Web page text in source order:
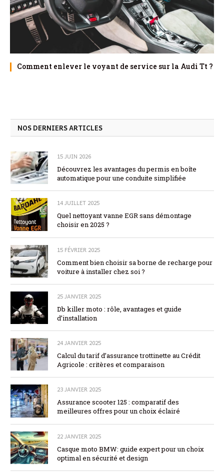
Comment enlever le voyant de service sur la Audi Tt ?
NOS DERNIERS ARTICLES
15 JUIN 2026
Découvrez les avantages du permis en boîte
automatique pour une conduite simplifiée
14 JUILLET 2025
Quel nettoyant vanne EGR sans démontage
choisir en 2025 ?
15 FÉVRIER 2025
Comment bien choisir sa borne de recharge pour
voiture à installer chez soi ?
25 JANVIER 2025
Db killer moto : rôle, avantages et guide
d’installation
24 JANVIER 2025
Calcul du tarif d’assurance trottinette au Crédit
Agricole : critères et comparaison
23 JANVIER 2025
Assurance scooter 125 : comparatif des
meilleures offres pour un choix éclairé
22 JANVIER 2025
Casque moto BMW: guide expert pour un choix
optimal en sécurité et design